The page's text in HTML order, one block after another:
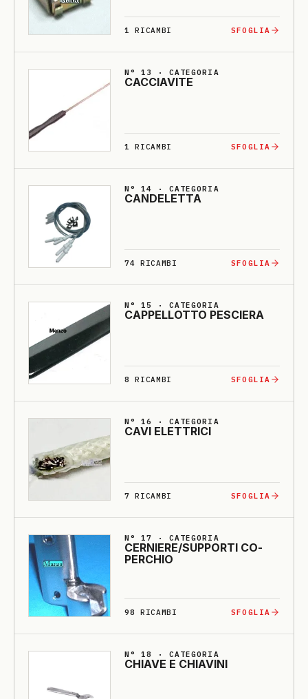
1 RICAMBI SFOGLIA
N° 13 · CATEGORIA
CACCIA­VI­TE
1 RICAMBI SFOGLIA
N° 14 · CATEGORIA
CANDE­LETTA
74 RICAMBI SFOGLIA
N° 15 · CATEGORIA
CAPPELLOTTO PESCIE­RA
8 RICAMBI SFOGLIA
N° 16 · CATEGORIA
CA­VI E­LETTRI­CI
7 RICAMBI SFOGLIA
N° 17 · CATEGORIA
CERNIE­RE/SUPPORTI CO­
PERCHIO
98 RICAMBI SFOGLIA
N° 18 · CATEGORIA
CHIA­VE E CHIA­VI­NI